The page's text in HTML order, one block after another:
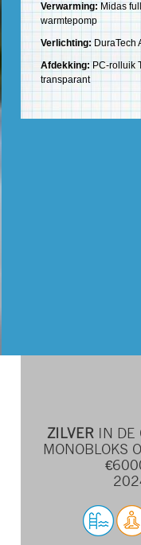
Verwarming: Midas
warmtepomp
Verlichting: DuraTech
Afdekking: PC-rolluik
transparant
ZILVER IN DE
MONOBLOKS